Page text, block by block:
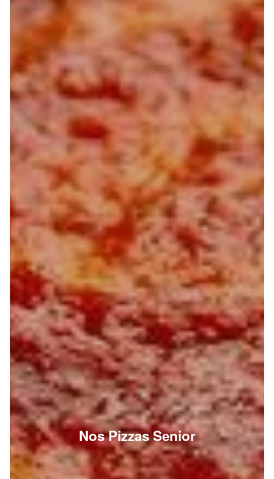
Nos Pizzas Senior